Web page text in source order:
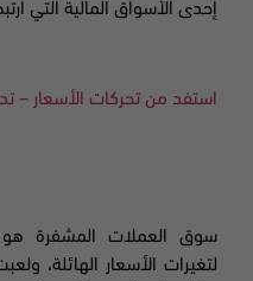
إحدى الأسواق المالية التي
استفد من تحركات الأسعار –
سوق العملات المشفرة
لتغيرات الأسعار الهائلة،